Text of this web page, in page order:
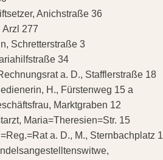
Anichstraße 36
277
Schretterstraße 3
34
a. D., Stafflerstraße 18
H., Fürstenweg 15 a
Marktgraben 12
Maria=Theresien=Str. 15
a. D., M., Sternbachplatz 1